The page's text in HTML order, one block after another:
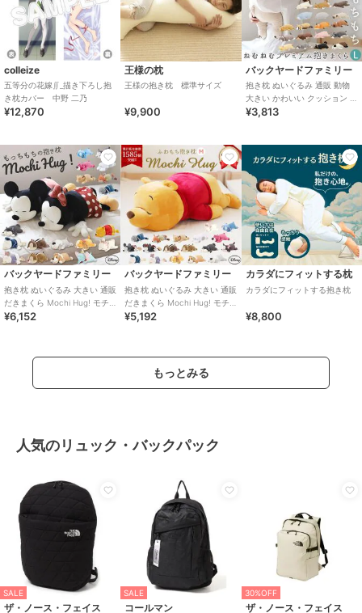
colleize
五等分の花嫁∬_描き下ろし抱
き枕カバー 中野 二乃
¥12,870
王様の枕
王様の抱き枕 標準サイズ
¥9,900
バックヤードファミリー
抱き枕 ぬいぐるみ 通販 動物
大きい かわいい クッション 子
供 マクラ キッズ 寝具 子供
¥3,813
バックヤードファミリー
抱き枕 ぬいぐるみ 大きい 通販
だきまくら Mochi Hug! モチ
ハグ Disney ディズニ
¥6,152
バックヤードファミリー
抱き枕 ぬいぐるみ 大きい 通販
だきまくら Mochi Hug! モチ
ハグ Disney ディズニ
¥5,192
カラダにフィットする枕
カラダにフィットする抱き枕
¥8,800
もっとみる
人気のリュック・バックパック
SALE
ザ・ノース・フェイス
SALE
コールマン
30%OFF
ザ・ノース・フェイス